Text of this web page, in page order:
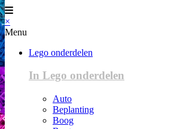
×
Menu
Lego onderdelen
In Lego onderdelen
Auto
Beplanting
Boog